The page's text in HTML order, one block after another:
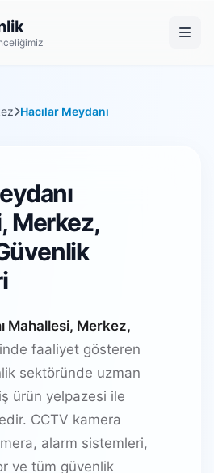
Hacılar Meydanı
Merkez,
Mahallesi, Merkez,
faaliyet gösteren
sektöründe uzman
ürün yelpazesi ile
CCTV kamera
alarm sistemleri,
ve tüm güvenlik